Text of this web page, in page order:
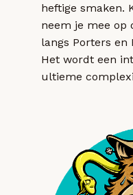
heftige smaken.
neem je mee op
langs Porters en
Het wordt een
ultieme